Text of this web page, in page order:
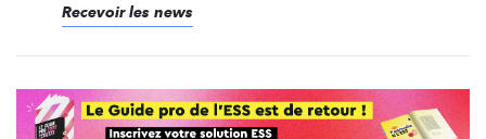
Recevoir les news